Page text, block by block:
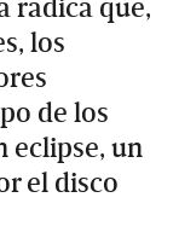
radica que,
los
de los
eclipse, un
el disco